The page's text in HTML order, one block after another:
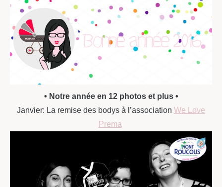
• Notre année en 12 photos et plus •
Janvier: La remise des bodys à l’association We Love
Prema